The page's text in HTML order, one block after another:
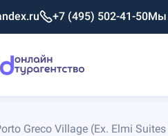
+7 (495) 502-41-50Мы
Greco Village (Ex. Elmi